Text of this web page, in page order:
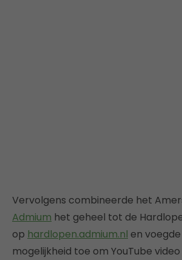
Vervolgens combineerde het
Admium het geheel tot de
op hardlopen.admium.nl en
mogelijkheid toe om YouTube